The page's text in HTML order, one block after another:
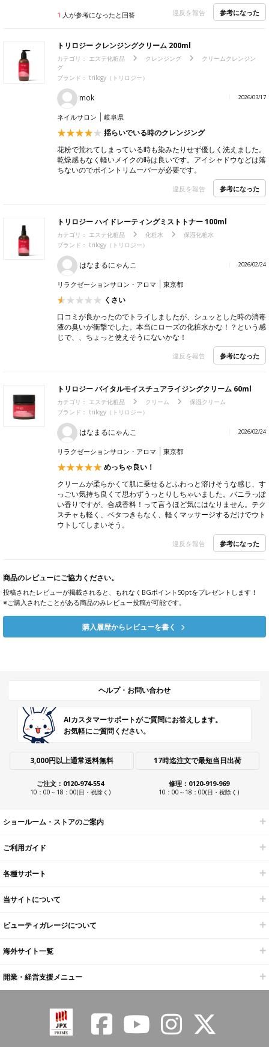
1 人が参考になったと回答 違反を報告 参考になった
トリロジー クレンジングクリーム 200ml
カテゴリ： エステ化粧品 クレンジング
クリームクレンジン
グ
ブランド： trilogy（トリロジー）
mok 2026/03/17
ネイルサロン 岐阜県
揺らいでいる時のクレンジング
花粉で荒れてしまっている時も染みたりせず優しく洗えました。
乾燥感もなく軽いメイクの時は良いです。アイシャドウなどは落
ちないのでポイントリムーバーが必要です。
違反を報告 参考になった
トリロジー ハイドレーティングミストトナー 100ml
カテゴリ： エステ化粧品 化粧水
保湿化粧水
ブランド： trilogy（トリロジー）
はなまるにゃんこ 2026/02/24
リラクゼーションサロン・アロマ 東京都
くさい
口コミが良かったのでトライしましたが、シュッとした時の消毒
液の臭いが衝撃でした。本当にローズの化粧水かな！？という感
じで、、ちょっと使えそうにないかな！
違反を報告 参考になった
トリロジー バイタルモイスチュアライジングクリーム 60ml
カテゴリ： エステ化粧品 クリーム
保湿クリーム
ブランド： trilogy（トリロジー）
はなまるにゃんこ 2026/02/24
リラクゼーションサロン・アロマ 東京都
めっちゃ良い！
クリームが柔らかくて肌に乗せるとふわっと溶けそうな感じ、す
っごい気持ち良くて思わずうっとりしちゃいました。バニラっぽ
い香りですが、合成香料！って言うほど気にはなりません。テク
スチャも軽く、ベタつきもなく、軽くマッサージするだけでウト
ウトしてしまいそう。
違反を報告 参考になった
商品のレビューにご協力ください。
投稿されたレビューが掲載されると、もれなくBGポイント50ptをプレゼントします！
※ご購入されたことがある商品のみレビュー投稿が可能です。
購入履歴からレビューを書く
ヘルプ・お問い合わせ
AIカスタマーサポートがご質問にお答えします。
お気軽にご質問ください。
3,000円以上通常送料無料 17時迄注文で最短当日出荷
ご注文：0120-974-554
10：00～18：00(日・祝除く)
修理：0120-919-969
10：00～18：00(日・祝除く)
ショールーム・ストアのご案内
ご利用ガイド
各種サポート
当サイトについて
ビューティガレージについて
海外サイト一覧
開業・経営支援メニュー